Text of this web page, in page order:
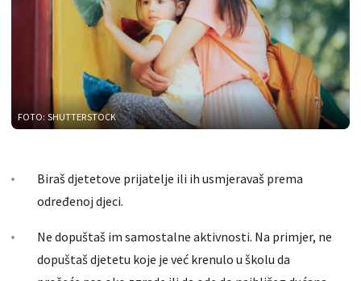
FOTO: SHUTTERSTOCK
Biraš djetetove prijatelje ili ih usmjeravaš prema
određenoj djeci.
Ne dopuštaš im samostalne aktivnosti. Na primjer, ne
dopuštaš djetetu koje je već krenulo u školu da